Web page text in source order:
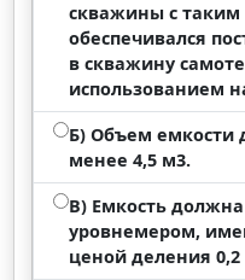
скважины с таким
обеспечивался
в скважину
использованием
Б) Объем емкости
менее 4,5 м3.
В) Емкость
уровнемером,
ценой деления